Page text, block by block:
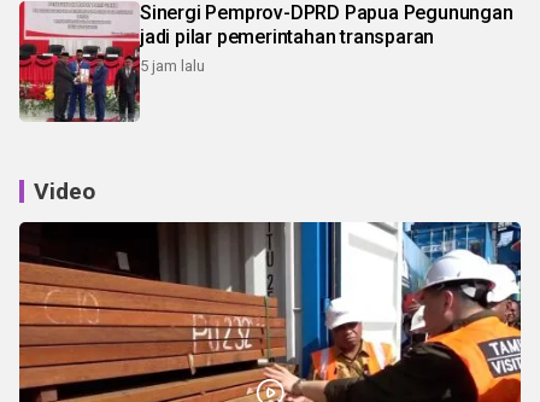
Sinergi Pemprov-DPRD Papua Pegunungan
jadi pilar pemerintahan transparan
5 jam lalu
Video